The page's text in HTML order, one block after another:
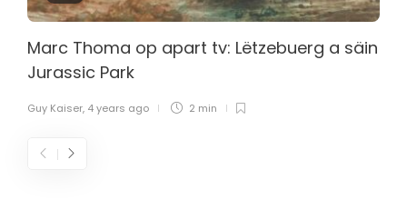
Marc Thoma op apart tv: Lëtzebuerg a säin
Jurassic Park
Guy Kaiser, 4 years ago 2 min